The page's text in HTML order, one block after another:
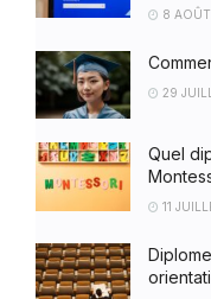
8
29
Quel
11